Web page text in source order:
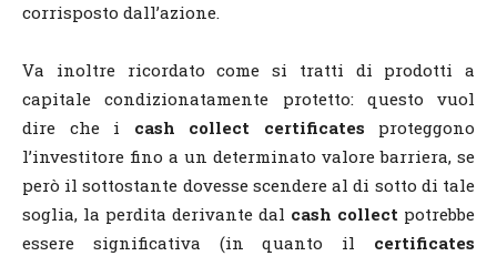
corrisposto dall’azione.
Va inoltre ricordato come si tratti di prodotti a
capitale condizionatamente protetto: questo vuol
dire che i cash collect certificates proteggono
l’investitore fino a un determinato valore barriera, se
però il sottostante dovesse scendere al di sotto di tale
soglia, la perdita derivante dal cash collect potrebbe
essere significativa (in quanto il certificates